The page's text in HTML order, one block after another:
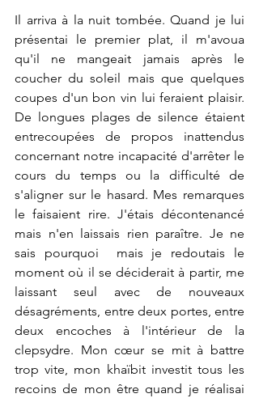
Il arriva à la nuit tombée. Quand je lui
présentai le premier plat, il m'avoua
qu'il ne mangeait jamais après le
coucher du soleil mais que quelques
coupes d'un bon vin lui feraient plaisir.
De longues plages de silence étaient
entrecoupées de propos inattendus
concernant notre incapacité d'arrêter le
cours du temps ou la difficulté de
s'aligner sur le hasard. Mes remarques
le faisaient rire. J'étais décontenancé
mais n'en laissais rien paraître. Je ne
sais pourquoi  mais je redoutais le
moment où il se déciderait à partir, me
laissant seul avec de nouveaux
désagréments, entre deux portes, entre
deux encoches à l'intérieur de la
clepsydre. Mon cœur se mit à battre
trop vite, mon khaïbit investit tous les
recoins de mon être quand je réalisai